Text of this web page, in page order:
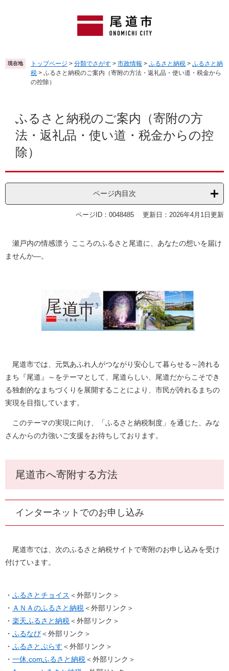
頭
で
飛
ば
現在地 トップページ > 分類でさがす > 市政情報 > ふるさと納税 > ふるさと納
税 > ふるさと納税のご案内（寄附の方法・返礼品・使い道・税金から
の控除）
ふるさと納税のご案内（寄附の方
法・返礼品・使い道・税金からの控
除）
ページ内目次
ページID：0048485 更新日：2026年4月1日更新
瀬戸内の情感漂う こころのふるさと尾道に、あなたの想いを届け
ませんか―。
尾道市では、元気あふれ人がつながり安心して暮らせる～誇れる
まち『尾道』～をテーマとして、尾道らしい、尾道だからこそでき
る独創的なまちづくりを展開することにより、市民が誇れるまちの
実現を目指しています。
このテーマの実現に向け、「ふるさと納税制度」を通じた、みな
さんからの力強いご支援をお待ちしております。
尾道市へ寄附する方法
インターネットでのお申し込み
尾道市では、次のふるさと納税サイトで寄附のお申し込みを受け
付けています。
・ ふるさとチョイス ＜外部リンク＞
​・ ＡＮＡのふるさと納税＜外部リンク＞
・ 楽天ふるさと納税＜外部リンク＞
・ ふるなび＜外部リンク＞
・ ふるさとぷらす ＜外部リンク＞
・ 一休.comふるさと納税＜外部リンク＞